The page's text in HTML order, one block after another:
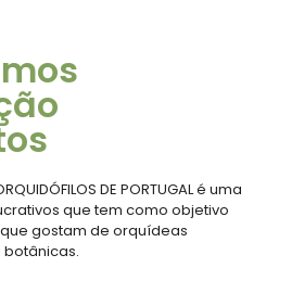
DE PORTUGAL é uma
que tem como objetivo
gostam de orquídeas